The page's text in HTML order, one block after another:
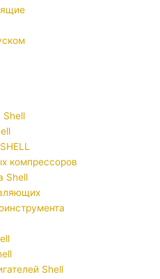
Shell
компрессоров
Shell
Shell